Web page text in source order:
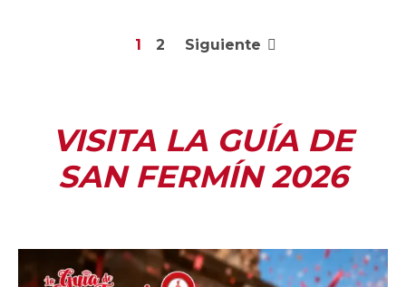
1 2 Siguiente
VISITA LA GUÍA DE
SAN FERMÍN 2026